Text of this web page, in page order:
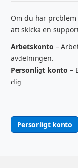
Om du har
att skicka en
Arbetskonto –
avdelningen.
Personligt konto –
dig.
Personligt konto